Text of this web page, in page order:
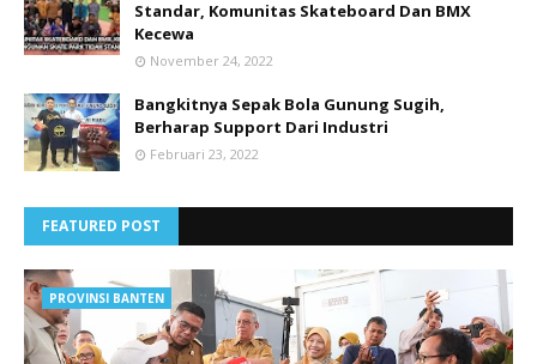
Standar, Komunitas Skateboard Dan BMX
Kecewa
November 24, 2022
Bangkitnya Sepak Bola Gunung Sugih,
Berharap Support Dari Industri
Februari 23, 2022
FEATURED POST
PROVINSI BANTEN